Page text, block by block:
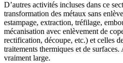
D’autres activités incluses dans ce
transformation des métaux sans
estampage, extraction, tréfilage,
mécanisation avec enlèvement de
rectification, découpe, etc.) et celles
traitements thermiques et de
vraiment large.